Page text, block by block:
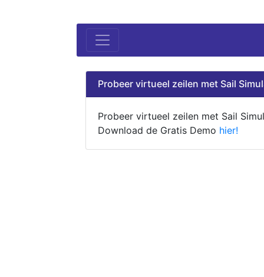
Probeer virtueel zeilen met Sail
Probeer virtueel zeilen met Sail
Download de Gratis Demo hier!